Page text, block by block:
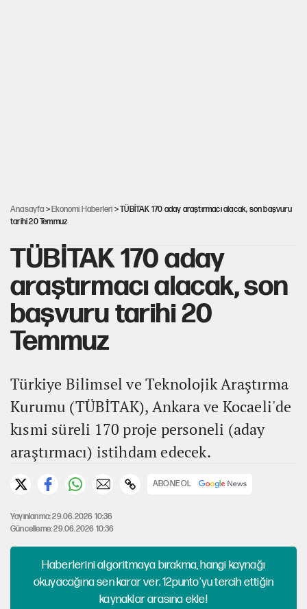
Anasayfa >Ekonomi Haberleri > TÜBİTAK 170 aday araştırmacı alacak, son başvuru
tarihi 20 Temmuz
TÜBİTAK 170 aday
araştırmacı alacak, son
başvuru tarihi 20
Temmuz
Türkiye Bilimsel ve Teknolojik Araştırma
Kurumu (TÜBİTAK), Ankara ve Kocaeli'de
kısmi süreli 170 proje personeli (aday
araştırmacı) istihdam edecek.
ABONE OL
Yayınlanma: 29.06.2026 10:36
Güncelleme: 29.06.2026 10:36
Haberlerini algoritmaya bırakma, hangi kaynağı
okuyacağına sen karar ver. 12punto'yu tercih ettiğin
kaynaklar arasına ekle!